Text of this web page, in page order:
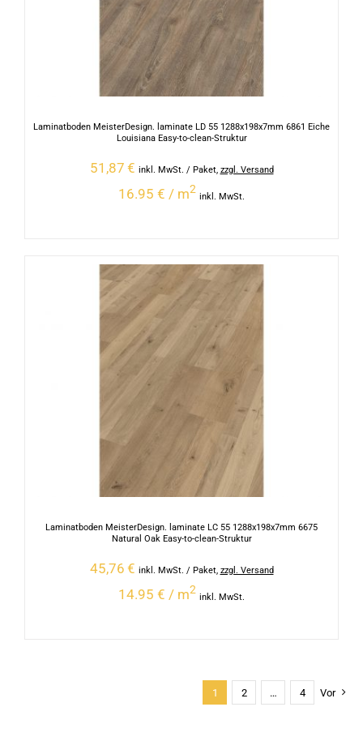
Laminatboden MeisterDesign. laminate LD 55 1288x198x7mm 6861 Eiche
Louisiana Easy-to-clean-Struktur
51,87 € inkl. MwSt. / Paket, zzgl. Versand
16.95 € / m2
inkl. MwSt.
Laminatboden MeisterDesign. laminate LC 55 1288x198x7mm 6675
Natural Oak Easy-to-clean-Struktur
45,76 € inkl. MwSt. / Paket, zzgl. Versand
14.95 € / m2
inkl. MwSt.
1 2 … 4 Vor